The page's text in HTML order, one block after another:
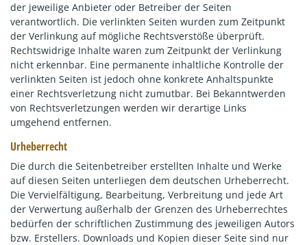
der jeweilige Anbieter oder Betreiber der Seiten
verantwortlich. Die verlinkten Seiten wurden zum Zeitpunkt
der Verlinkung auf mögliche Rechtsverstöße überprüft.
Rechtswidrige Inhalte waren zum Zeitpunkt der Verlinkung
nicht erkennbar. Eine permanente inhaltliche Kontrolle der
verlinkten Seiten ist jedoch ohne konkrete Anhaltspunkte
einer Rechtsverletzung nicht zumutbar. Bei Bekanntwerden
von Rechtsverletzungen werden wir derartige Links
umgehend entfernen.
Urheberrecht
Die durch die Seitenbetreiber erstellten Inhalte und Werke
auf diesen Seiten unterliegen dem deutschen Urheberrecht.
Die Vervielfältigung, Bearbeitung, Verbreitung und jede Art
der Verwertung außerhalb der Grenzen des Urheberrechtes
bedürfen der schriftlichen Zustimmung des jeweiligen Autors
bzw. Erstellers. Downloads und Kopien dieser Seite sind nur